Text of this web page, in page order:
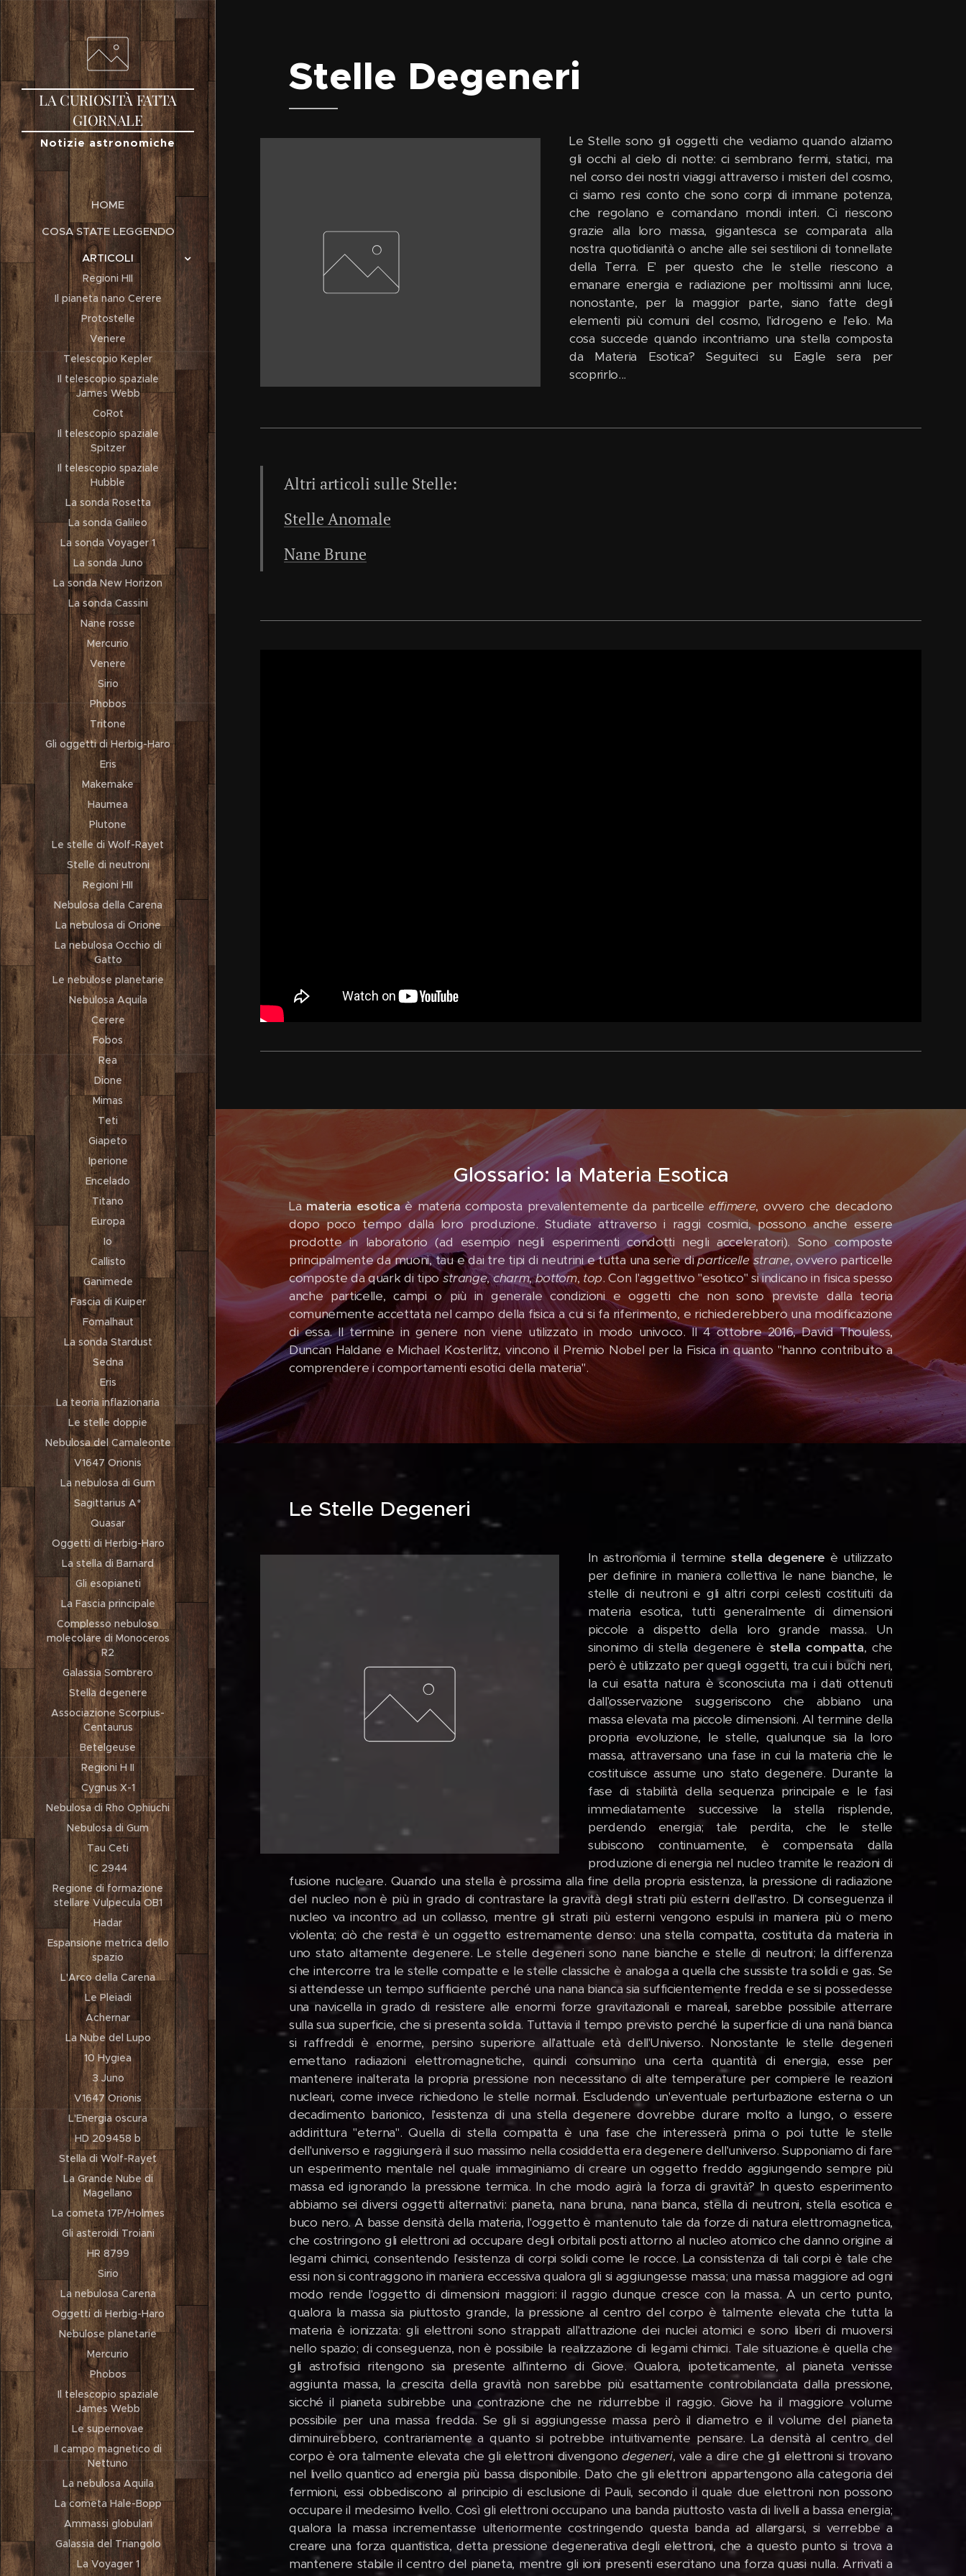
LA CURIOSITÀ FATTA
GIORNALE
Notizie astronomiche
HOME
COSA STATE LEGGENDO
ARTICOLI
Regioni HII
Il pianeta nano Cerere
Protostelle
Venere
Telescopio Kepler
Il telescopio spaziale
James Webb
CoRot
Il telescopio spaziale
Spitzer
Il telescopio spaziale
Hubble
La sonda Rosetta
La sonda Galileo
La sonda Voyager 1
La sonda Juno
La sonda New Horizon
La sonda Cassini
Nane rosse
Mercurio
Venere
Sirio
Phobos
Tritone
Gli oggetti di Herbig-Haro
Eris
Makemake
Haumea
Plutone
Le stelle di Wolf-Rayet
Stelle di neutroni
Regioni HII
Nebulosa della Carena
La nebulosa di Orione
La nebulosa Occhio di
Gatto
Le nebulose planetarie
Nebulosa Aquila
Cerere
Fobos
Rea
Dione
Mimas
Teti
Giapeto
Iperione
Encelado
Titano
Europa
Io
Callisto
Ganimede
Fascia di Kuiper
Fomalhaut
La sonda Stardust
Sedna
Eris
La teoria inflazionaria
Le stelle doppie
Nebulosa del Camaleonte
V1647 Orionis
La nebulosa di Gum
Sagittarius A*
Quasar
Oggetti di Herbig-Haro
La stella di Barnard
Gli esopianeti
La Fascia principale
Complesso nebuloso
molecolare di Monoceros
R2
Galassia Sombrero
Stella degenere
Associazione Scorpius-
Centaurus
Betelgeuse
Regioni H II
Cygnus X-1
Nebulosa di Rho Ophiuchi
Nebulosa di Gum
Tau Ceti
IC 2944
Regione di formazione
stellare Vulpecula OB1
Hadar
Espansione metrica dello
spazio
L'Arco della Carena
Le Pleiadi
Achernar
La Nube del Lupo
10 Hygiea
3 Juno
V1647 Orionis
L'Energia oscura
HD 209458 b
Stella di Wolf-Rayet
La Grande Nube di
Magellano
La cometa 17P/Holmes
Gli asteroidi Troiani
HR 8799
Sirio
La nebulosa Carena
Oggetti di Herbig-Haro
Nebulose planetarie
Mercurio
Phobos
Il telescopio spaziale
James Webb
Le supernovae
Il campo magnetico di
Nettuno
La nebulosa Aquila
La cometa Hale-Bopp
Ammassi globulari
Galassia del Triangolo
La Voyager 1
Stelle Degeneri
Le Stelle sono gli oggetti che vediamo quando alziamo
gli occhi al cielo di notte: ci sembrano fermi, statici, ma
nel corso dei nostri viaggi attraverso i misteri del cosmo,
ci siamo resi conto che sono corpi di immane potenza,
che regolano e comandano mondi interi. Ci riescono
grazie alla loro massa, gigantesca se comparata alla
nostra quotidianità o anche alle sei sestilioni di tonnellate
della Terra. E' per questo che le stelle riescono a
emanare energia e radiazione per moltissimi anni luce,
nonostante, per la maggior parte, siano fatte degli
elementi più comuni del cosmo, l'idrogeno e l'elio. Ma
cosa succede quando incontriamo una stella composta
da Materia Esotica? Seguiteci su Eagle sera per
scoprirlo...
Altri articoli sulle Stelle:
Stelle Anomale
Nane Brune
Glossario: la Materia Esotica
La materia esoticaè materia composta prevalentemente da particelleeffimere, ovvero che decadono
dopo poco tempo dalla loro produzione. Studiate attraverso i raggi cosmici, possono anche essere
prodotte in laboratorio (ad esempio negli esperimenti condotti negli acceleratori). Sono composte
principalmente da muoni, tau e dai tre tipi di neutrini e tutta una serie diparticelle strane, ovvero particelle
composte da quark di tipostrange,charm,bottom, top. Con l'aggettivo "esotico" si indicano in fisica spesso
anche particelle, campi o più in generale condizioni e oggetti che non sono previste dalla teoria
comunemente accettata nel campo della fisica a cui si fa riferimento, e richiederebbero una modificazione
di essa. Il termine in genere non viene utilizzato in modo univoco. Il 4 ottobre 2016, David Thouless,
Duncan Haldane e Michael Kosterlitz, vincono il Premio Nobel per la Fisica in quanto "hanno contribuito a
comprendere i comportamenti esotici della materia".
Le Stelle Degeneri
In astronomia il terminestella degenere è utilizzato
per definire in maniera collettiva le nane bianche, le
stelle di neutroni e gli altri corpi celesti costituiti da
materia esotica, tutti generalmente di dimensioni
piccole a dispetto della loro grande massa. Un
sinonimo di stella degenere è stella compatta, che
però è utilizzato per quegli oggetti, tra cui i buchi neri,
la cui esatta natura è sconosciuta ma i dati ottenuti
dall'osservazione suggeriscono che abbiano una
massa elevata ma piccole dimensioni. Al termine della
propria evoluzione, le stelle, qualunque sia la loro
massa, attraversano una fase in cui la materia che le
costituisce assume uno stato degenere. Durante la
fase di stabilità della sequenza principale e le fasi
immediatamente successive la stella risplende,
perdendo energia; tale perdita, che le stelle
subiscono continuamente, è compensata dalla
produzione di energia nel nucleo tramite le reazioni di
fusione nucleare. Quando una stella è prossima alla fine della propria esistenza, la pressione di radiazione
del nucleo non è più in grado di contrastare la gravità degli strati più esterni dell'astro. Di conseguenza il
nucleo va incontro ad un collasso, mentre gli strati più esterni vengono espulsi in maniera più o meno
violenta; ciò che resta è un oggetto estremamente denso: una stella compatta, costituita da materia in
uno stato altamente degenere. Le stelle degeneri sono nane bianche e stelle di neutroni; la differenza
che intercorre tra le stelle compatte e le stelle classiche è analoga a quella che sussiste tra solidi e gas. Se
si attendesse un tempo sufficiente perché una nana bianca sia sufficientemente fredda e se si possedesse
una navicella in grado di resistere alle enormi forze gravitazionali e mareali, sarebbe possibile atterrare
sulla sua superficie, che si presenta solida. Tuttavia il tempo previsto perché la superficie di una nana bianca
si raffreddi è enorme, persino superiore all'attuale età dell'Universo. Nonostante le stelle degeneri
emettano radiazioni elettromagnetiche, quindi consumino una certa quantità di energia, esse per
mantenere inalterata la propria pressione non necessitano di alte temperature per compiere le reazioni
nucleari, come invece richiedono le stelle normali. Escludendo un'eventuale perturbazione esterna o un
decadimento barionico, l'esistenza di una stella degenere dovrebbe durare molto a lungo, o essere
addirittura "eterna". Quella di stella compatta è una fase che interesserà prima o poi tutte le stelle
dell'universo e raggiungerà il suo massimo nella cosiddetta era degenere dell'universo. Supponiamo di fare
un esperimento mentale nel quale immaginiamo di creare un oggetto freddo aggiungendo sempre più
massa ed ignorando la pressione termica. In che modo agirà la forza di gravità? In questo esperimento
abbiamo sei diversi oggetti alternativi: pianeta, nana bruna, nana bianca, stella di neutroni, stella esotica e
buco nero. A basse densità della materia, l'oggetto è mantenuto tale da forze di natura elettromagnetica,
che costringono gli elettroni ad occupare degli orbitali posti attorno al nucleo atomico che danno origine ai
legami chimici, consentendo l'esistenza di corpi solidi come le rocce. La consistenza di tali corpi è tale che
essi non si contraggono in maniera eccessiva qualora gli si aggiungesse massa; una massa maggiore ad ogni
modo rende l'oggetto di dimensioni maggiori: il raggio dunque cresce con la massa. A un certo punto,
qualora la massa sia piuttosto grande, la pressione al centro del corpo è talmente elevata che tutta la
materia è ionizzata: gli elettroni sono strappati all'attrazione dei nuclei atomici e sono liberi di muoversi
nello spazio; di conseguenza, non è possibile la realizzazione di legami chimici. Tale situazione è quella che
gli astrofisici ritengono sia presente all'interno di Giove. Qualora, ipoteticamente, al pianeta venisse
aggiunta massa, la crescita della gravità non sarebbe più esattamente controbilanciata dalla pressione,
sicché il pianeta subirebbe una contrazione che ne ridurrebbe il raggio. Giove ha il maggiore volume
possibile per una massa fredda. Se gli si aggiungesse massa però il diametro e il volume del pianeta
diminuirebbero, contrariamente a quanto si potrebbe intuitivamente pensare. La densità al centro del
corpo è ora talmente elevata che gli elettroni divengonodegeneri, vale a dire che gli elettroni si trovano
nel livello quantico ad energia più bassa disponibile. Dato che gli elettroni appartengono alla categoria dei
fermioni, essi obbediscono al principio di esclusione di Pauli, secondo il quale due elettroni non possono
occupare il medesimo livello. Così gli elettroni occupano una banda piuttosto vasta di livelli a bassa energia;
qualora la massa incrementasse ulteriormente costringendo questa banda ad allargarsi, si verrebbe a
creare una forza quantistica, detta pressione degenerativa degli elettroni, che a questo punto si trova a
mantenere stabile il centro del pianeta, mentre gli ioni presenti esercitano una forza quasi nulla. Arrivati a